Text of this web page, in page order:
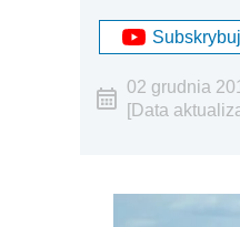
02 grudnia
[Data